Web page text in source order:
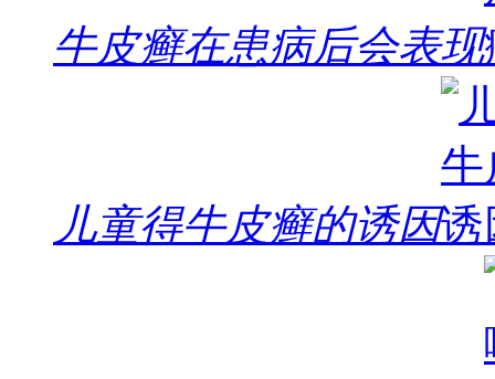
牛皮癣在患病后会表现
儿童得牛皮癣的诱因